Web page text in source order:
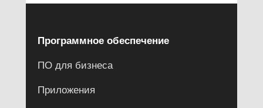
Программное обеспечение
ПО для бизнеса
Приложения